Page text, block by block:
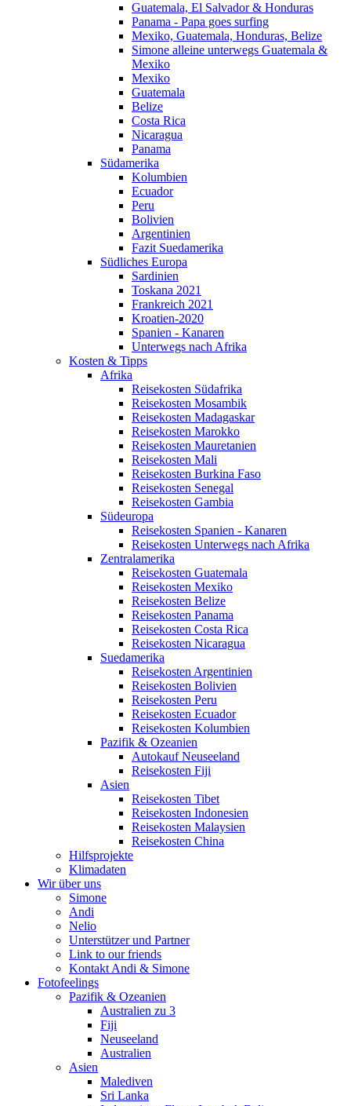
Guatemala, El Salvador & Honduras
Panama - Papa goes surfing
Mexiko, Guatemala, Honduras, Belize
Simone alleine unterwegs Guatemala &
Mexiko
Mexiko
Guatemala
Belize
Costa Rica
Nicaragua
Panama
Südamerika
Kolumbien
Ecuador
Peru
Bolivien
Argentinien
Fazit Suedamerika
Südliches Europa
Sardinien
Toskana 2021
Frankreich 2021
Kroatien-2020
Spanien - Kanaren
Unterwegs nach Afrika
Kosten & Tipps
Afrika
Reisekosten Südafrika
Reisekosten Mosambik
Reisekosten Madagaskar
Reisekosten Marokko
Reisekosten Mauretanien
Reisekosten Mali
Reisekosten Burkina Faso
Reisekosten Senegal
Reisekosten Gambia
Südeuropa
Reisekosten Spanien - Kanaren
Reisekosten Unterwegs nach Afrika
Zentralamerika
Reisekosten Guatemala
Reisekosten Mexiko
Reisekosten Belize
Reisekosten Panama
Reisekosten Costa Rica
Reisekosten Nicaragua
Suedamerika
Reisekosten Argentinien
Reisekosten Bolivien
Reisekosten Peru
Reisekosten Ecuador
Reisekosten Kolumbien
Pazifik & Ozeanien
Autokauf Neuseeland
Reisekosten Fiji
Asien
Reisekosten Tibet
Reisekosten Indonesien
Reisekosten Malaysien
Reisekosten China
Hilfsprojekte
Klimadaten
Wir über uns
Simone
Andi
Nelio
Unterstützer und Partner
Link to our friends
Kontakt Andi & Simone
Fotofeelings
Pazifik & Ozeanien
Australien zu 3
Fiji
Neuseeland
Australien
Asien
Malediven
Sri Lanka